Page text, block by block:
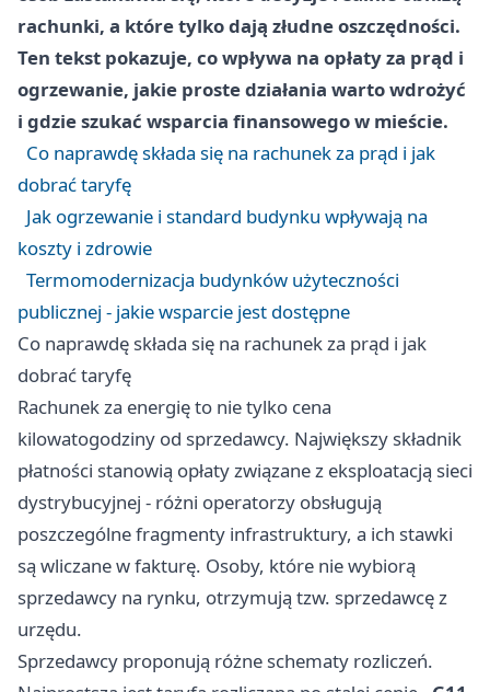
rachunki, a które tylko dają złudne oszczędności.
Ten tekst pokazuje, co wpływa na opłaty za prąd i
ogrzewanie, jakie proste działania warto wdrożyć
i gdzie szukać wsparcia finansowego w mieście.
Co naprawdę składa się na rachunek za prąd i jak
dobrać taryfę
Jak ogrzewanie i standard budynku wpływają na
koszty i zdrowie
Termomodernizacja budynków użyteczności
publicznej - jakie wsparcie jest dostępne
Co naprawdę składa się na rachunek za prąd i jak
dobrać taryfę
Rachunek za energię to nie tylko cena
kilowatogodziny od sprzedawcy. Największy składnik
płatności stanowią opłaty związane z eksploatacją sieci
dystrybucyjnej - różni operatorzy obsługują
poszczególne fragmenty infrastruktury, a ich stawki
są wliczane w fakturę. Osoby, które nie wybiorą
sprzedawcy na rynku, otrzymują tzw. sprzedawcę z
urzędu.
Sprzedawcy proponują różne schematy rozliczeń.